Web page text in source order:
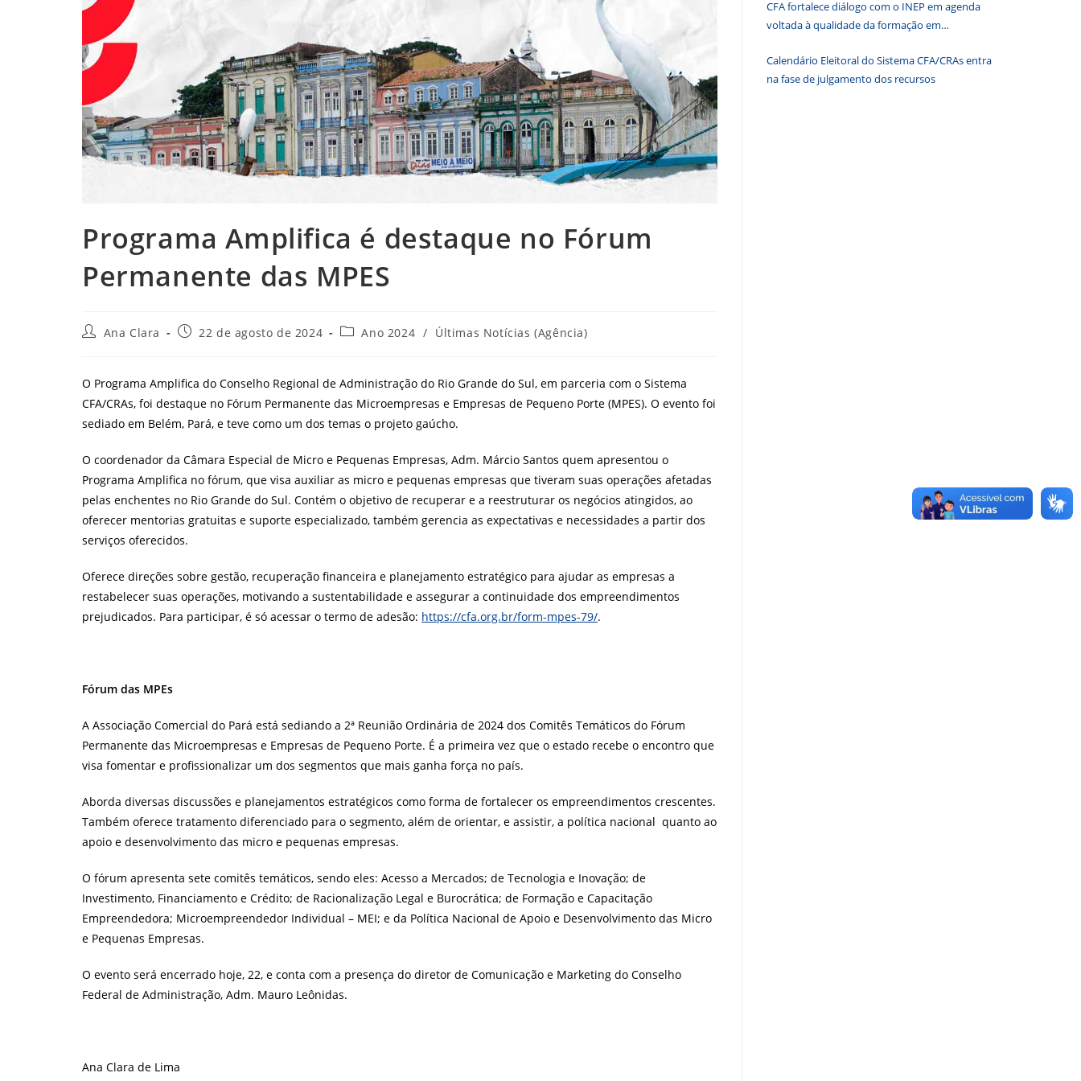
Programa Amplifica é destaque no Fórum
Permanente das MPES
AutorAna Clara
Post22 de agosto de 2024
Categoria
Ano 2024 / Últimas Notícias (Agência)
O Programa Amplifica do Conselho Regional de Administração do Rio Grande do Sul, em parceria com o Sistema
CFA/CRAs, foi destaque no Fórum Permanente das Microempresas e Empresas de Pequeno Porte (MPES). O evento foi
sediado em Belém, Pará, e teve como um dos temas o projeto gaúcho.
O coordenador da Câmara Especial de Micro e Pequenas Empresas, Adm. Márcio Santos quem apresentou o
Programa Amplifica no fórum, que visa auxiliar as micro e pequenas empresas que tiveram suas operações afetadas
pelas enchentes no Rio Grande do Sul. Contém o objetivo de recuperar e a reestruturar os negócios atingidos, ao
oferecer mentorias gratuitas e suporte especializado, também gerencia as expectativas e necessidades a partir dos
serviços oferecidos.
Oferece direções sobre gestão, recuperação financeira e planejamento estratégico para ajudar as empresas a
restabelecer suas operações, motivando a sustentabilidade e assegurar a continuidade dos empreendimentos
prejudicados. Para participar, é só acessar o termo de adesão: https://cfa.org.br/form-mpes-79/.
Fórum das MPEs
A Associação Comercial do Pará está sediando a 2ª Reunião Ordinária de 2024 dos Comitês Temáticos do Fórum
Permanente das Microempresas e Empresas de Pequeno Porte. É a primeira vez que o estado recebe o encontro que
visa fomentar e profissionalizar um dos segmentos que mais ganha força no país.
Aborda diversas discussões e planejamentos estratégicos como forma de fortalecer os empreendimentos crescentes.
Também oferece tratamento diferenciado para o segmento, além de orientar, e assistir, a política nacional quanto ao
apoio e desenvolvimento das micro e pequenas empresas.
O fórum apresenta sete comitês temáticos, sendo eles: Acesso a Mercados; de Tecnologia e Inovação; de
Investimento, Financiamento e Crédito; de Racionalização Legal e Burocrática; de Formação e Capacitação
Empreendedora; Microempreendedor Individual – MEI; e da Política Nacional de Apoio e Desenvolvimento das Micro
e Pequenas Empresas.
O evento será encerrado hoje, 22, e conta com a presença do diretor de Comunicação e Marketing do Conselho
Federal de Administração, Adm. Mauro Leônidas.
Ana Clara de Lima
CFA fortalece diálogo com o INEP em agenda
voltada à qualidade da formação em
Calendário Eleitoral do Sistema CFA/CRAs entra
na fase de julgamento dos recursos